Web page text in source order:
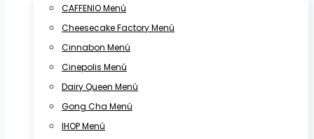
CAFFENIO Menú
Cheesecake Factory Menú
Cinnabon Menú
Cinepolis Menú
Dairy Queen Menú
Gong Cha Menú
IHOP Menú